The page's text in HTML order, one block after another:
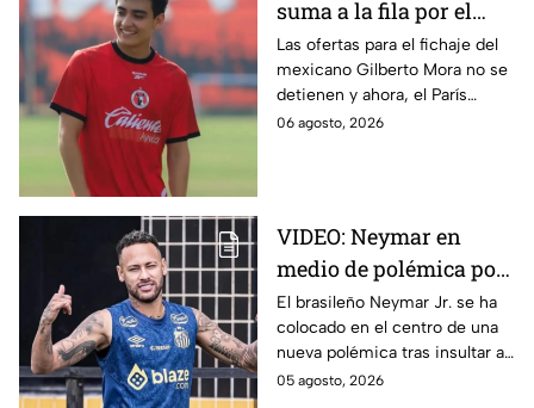
suma a la fila por el
fichaje de Gilberto
Mora
Las ofertas para el fichaje del
mexicano Gilberto Mora no se
detienen y ahora, el París
Saint-Germain (PSG) Football
06 agosto, 2026
VIDEO: Neymar en
medio de polémica por
insultar a aficionados y
directivos de Remo
El brasileño Neymar Jr. se ha
colocado en el centro de una
nueva polémica tras insultar a
aficionados y directivos del
05 agosto, 2026